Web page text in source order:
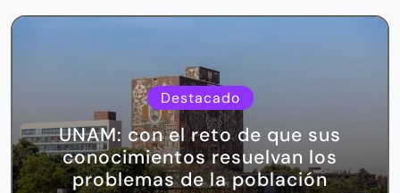
Destacado
UNAM: con el reto de que sus
conocimientos resuelvan los
problemas de la población